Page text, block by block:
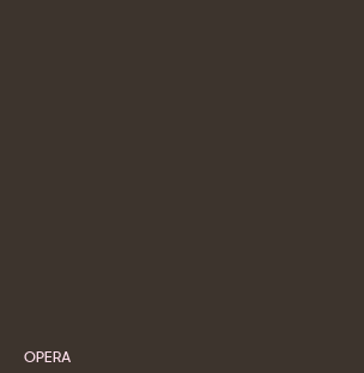
OPERA